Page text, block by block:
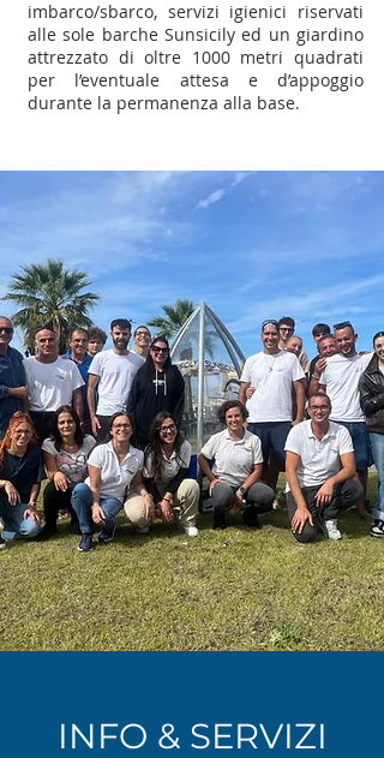
imbarco/sbarco, servizi igienici riservati
alle sole barche Sunsicily ed un giardino
attrezzato di oltre 1000 metri quadrati
per l’eventuale attesa e d’appoggio
durante la permanenza alla base.
INFO & SERVIZI